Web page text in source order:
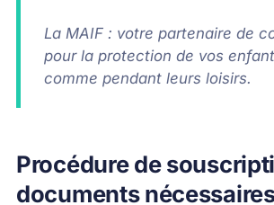
La MAIF : votre partenaire de
pour la protection de vos
comme pendant leurs loisirs.
Procédure de
documents